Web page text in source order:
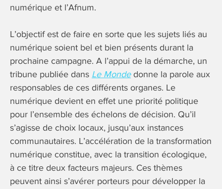
numérique et l’Afnum.
L’objectif est de faire en sorte que les sujets liés au
numérique soient bel et bien présents durant la
prochaine campagne. A l’appui de la démarche, un
tribune publiée dans Le Mondedonne la parole aux
responsables de ces différents organes. Le
numérique devient en effet une priorité politique
pour l’ensemble des échelons de décision. Qu’il
s’agisse de choix locaux, jusqu’aux instances
communautaires. L’accélération de la transformation
numérique constitue, avec la transition écologique,
à ce titre deux facteurs majeurs. Ces thèmes
peuvent ainsi s’avérer porteurs pour développer la